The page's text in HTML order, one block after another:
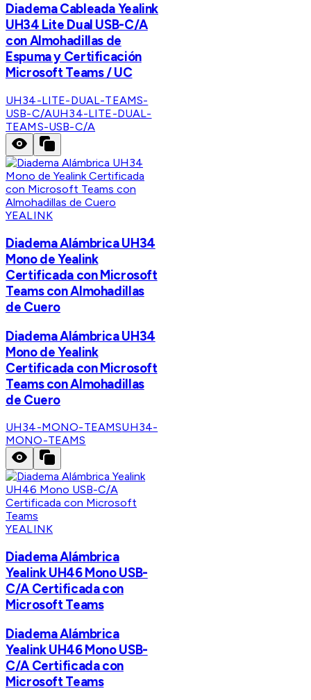
Diadema Cableada Yealink
UH34 Lite Dual USB-C/A
con Almohadillas de
Espuma y Certificación
Microsoft Teams / UC
UH34-LITE-DUAL-TEAMS-
USB-C/AUH34-LITE-DUAL-
TEAMS-USB-C/A
YEALINK
Diadema Alámbrica UH34
Mono de Yealink
Certificada con Microsoft
Teams con Almohadillas
de Cuero
Diadema Alámbrica UH34
Mono de Yealink
Certificada con Microsoft
Teams con Almohadillas
de Cuero
UH34-MONO-TEAMSUH34-
MONO-TEAMS
YEALINK
Diadema Alámbrica
Yealink UH46 Mono USB-
C/A Certificada con
Microsoft Teams
Diadema Alámbrica
Yealink UH46 Mono USB-
C/A Certificada con
Microsoft Teams